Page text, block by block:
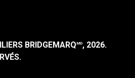
BRIDGEMARQMD, 2026.